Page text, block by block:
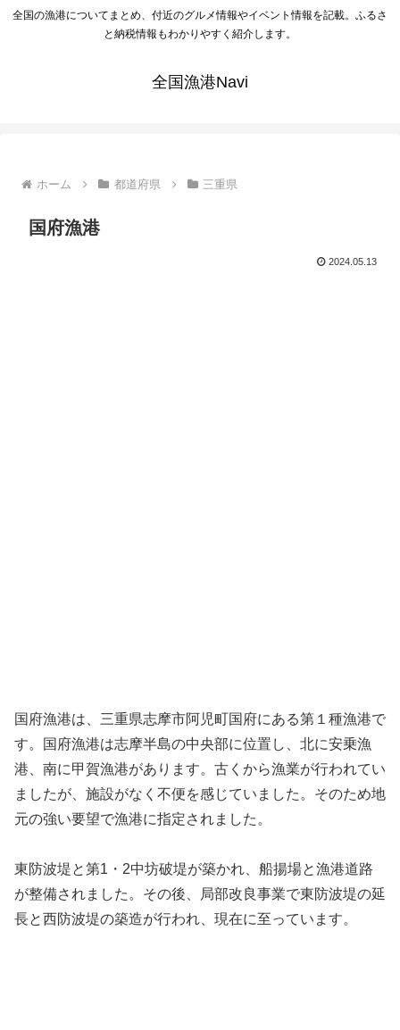
全国の漁港についてまとめ、付近のグルメ情報やイベント情報を記載。ふるさ
と納税情報もわかりやすく紹介します。
全国漁港Navi
ホーム 都道府県 三重県
国府漁港
2024.05.13
国府漁港は、三重県志摩市阿児町国府にある第１種漁港で
す。国府漁港は志摩半島の中央部に位置し、北に安乗漁
港、南に甲賀漁港があります。古くから漁業が行われてい
ましたが、施設がなく不便を感じていました。そのため地
元の強い要望で漁港に指定されました。
東防波堤と第1・2中坊破堤が築かれ、船揚場と漁港道路
が整備されました。その後、局部改良事業で東防波堤の延
長と西防波堤の築造が行われ、現在に至っています。